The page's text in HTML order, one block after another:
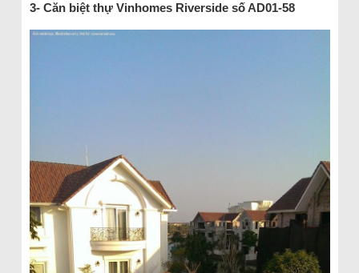
3- Căn biệt thự Vinhomes Riverside số AD01-58